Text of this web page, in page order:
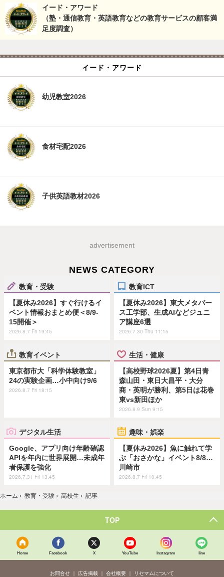
イード・アワード
（塾・通信教育・英語教育などの教育サービスの顧客満
足度調査）
イード・アワード
幼児教室2026
食材宅配2026
子供英語教材2026
advertisement
NEWS CATEGORY
教育・受験
【夏休み2026】すぐ行けるイ
ベント情報おまとめ便＜8/9-
15開催＞
2026.8.7 Fri 19:45
教育ICT
【夏休み2026】東大メタバー
ス工学部、生成AIなどジュニ
ア講座6選
2026.7.30 Thu 11:15
教育イベント
東京都市大「科学体験教室」
24の実験企画…小中向け9/6
2026.8.7 Fri 18:15
生活・健康
【高校野球2026夏】第4日青
森山田・東日大昌平・大分
商・英明が勝利、第5日は花巻
東vs新田ほか
2026.8.9 Sun 9:15
デジタル生活
Google、アプリ向け年齢確認
APIを年内に世界展開…未成年
者保護を強化
2026.7.31 Fri 13:45
趣味・娯楽
【夏休み2026】魚に触れて学
ぶ「おさかな」イベント8/8…
川崎市
2026.8.7 Fri 10:45
ホーム › 教育・受験 › 高校生 › 記事
TOP
Home Facebook X YouTube Instagram line
お問合せ 広告掲載 会社概要 リセマムについて